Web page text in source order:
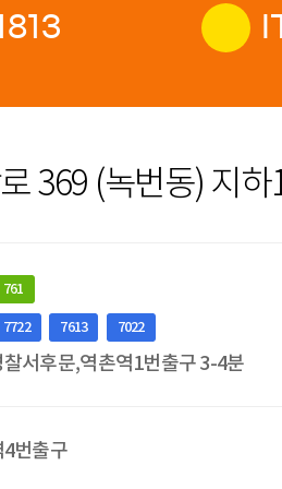
369 (녹번동) 지하
761
7722 7613 7022
찰서후문,역촌역1번출구 3-4분
4번출구